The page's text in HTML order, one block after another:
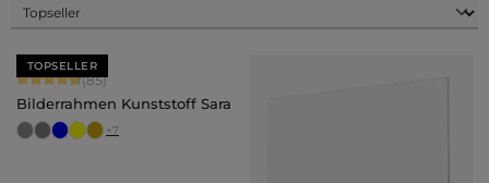
TOPSELLER
Durchschnittliche Bewertung von 4.71 von 5 Sternen
(85)
Bilderrahmen Kunststoff Sara
+7